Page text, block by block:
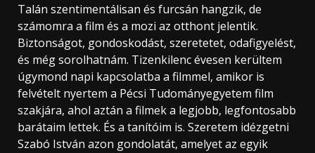
Talán szentimentálisan és furcsán hangzik, de
számomra a film és a mozi az otthont jelentik.
Biztonságot, gondoskodást, szeretetet, odafigyelést,
és még sorolhatnám. Tizenkilenc évesen kerültem
úgymond napi kapcsolatba a filmmel, amikor is
felvételt nyertem a Pécsi Tudományegyetem film
szakjára, ahol aztán a filmek a legjobb, legfontosabb
barátaim lettek. És a tanítóim is. Szeretem idézgetni
Szabó István azon gondolatát, amelyet az egyik